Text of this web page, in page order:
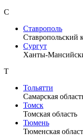
С
Ставрополь
Ставропольский
Сургут
Ханты-
Т
Тольятти
Самарская
Томск
Томская область
Тюмень
Тюменская